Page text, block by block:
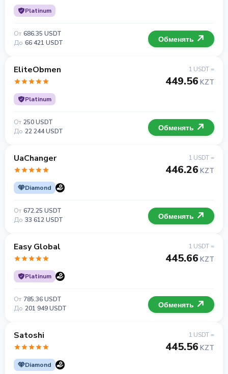
Platinum
От 686.35 USDT
До 66 421 USDT Обменять
EliteObmen
Platinum
1 USDT =
449.56 KZT
От 250 USDT
До 22 244 USDT Обменять
UaChanger
Diamond
1 USDT =
446.26 KZT
От 672.25 USDT
До 33 612 USDT Обменять
Easy Global
Platinum
1 USDT =
445.66 KZT
От 785.36 USDT
До 201 949 USDT Обменять
Satoshi
Diamond
1 USDT =
445.56 KZT